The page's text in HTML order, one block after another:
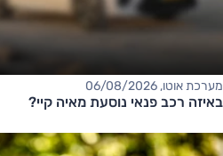
מערכת אוטו, 06/08/2026
באיזה רכב פנאי נוסעת מאיה קיי?